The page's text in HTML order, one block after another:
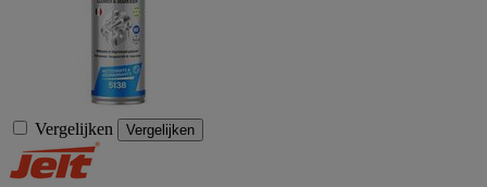
Vergelijken Vergelijken